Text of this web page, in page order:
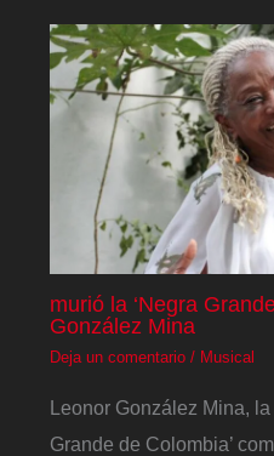
murió la ‘Negra
González Mina
Deja un comentario / Musical
Leonor González Mina,
Grande de Colombia’